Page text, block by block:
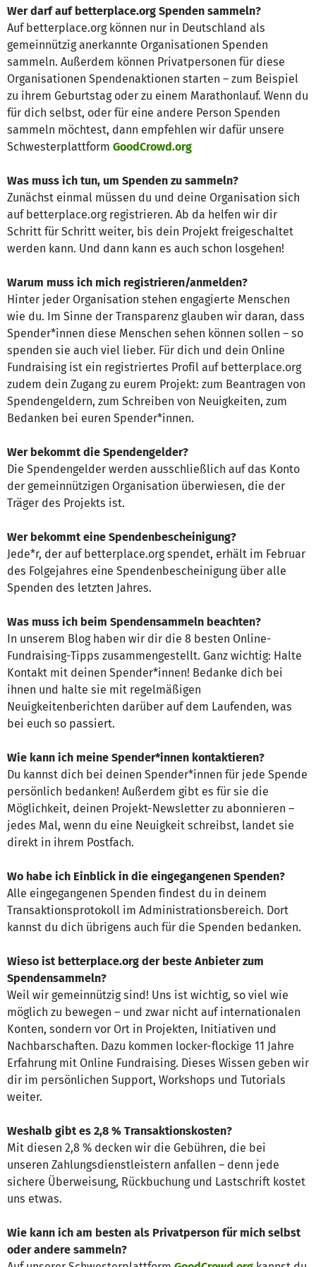
Wer darf auf betterplace.org Spenden sammeln?
Auf betterplace.org können nur in Deutschland als
gemeinnützig anerkannte Organisationen Spenden
sammeln. Außerdem können Privatpersonen für diese
Organisationen Spendenaktionen starten – zum Beispiel
zu ihrem Geburtstag oder zu einem Marathonlauf. Wenn du
für dich selbst, oder für eine andere Person Spenden
sammeln möchtest, dann empfehlen wir dafür unsere
Schwesterplattform GoodCrowd.org
Was muss ich tun, um Spenden zu sammeln?
Zunächst einmal müssen du und deine Organisation sich
auf betterplace.org registrieren. Ab da helfen wir dir
Schritt für Schritt weiter, bis dein Projekt freigeschaltet
werden kann. Und dann kann es auch schon losgehen!
Warum muss ich mich registrieren/anmelden?
Hinter jeder Organisation stehen engagierte Menschen
wie du. Im Sinne der Transparenz glauben wir daran, dass
Spender*innen diese Menschen sehen können sollen – so
spenden sie auch viel lieber. Für dich und dein Online
Fundraising ist ein registriertes Profil auf betterplace.org
zudem dein Zugang zu eurem Projekt: zum Beantragen von
Spendengeldern, zum Schreiben von Neuigkeiten, zum
Bedanken bei euren Spender*innen.
Wer bekommt die Spendengelder?
Die Spendengelder werden ausschließlich auf das Konto
der gemeinnützigen Organisation überwiesen, die der
Träger des Projekts ist.
Wer bekommt eine Spendenbescheinigung?
Jede*r, der auf betterplace.org spendet, erhält im Februar
des Folgejahres eine Spendenbescheinigung über alle
Spenden des letzten Jahres.
Was muss ich beim Spendensammeln beachten?
In unserem Blog haben wir dir die 8 besten Online-
Fundraising-Tipps zusammengestellt. Ganz wichtig: Halte
Kontakt mit deinen Spender*innen! Bedanke dich bei
ihnen und halte sie mit regelmäßigen
Neuigkeitenberichten darüber auf dem Laufenden, was
bei euch so passiert.
Wie kann ich meine Spender*innen kontaktieren?
Du kannst dich bei deinen Spender*innen für jede Spende
persönlich bedanken! Außerdem gibt es für sie die
Möglichkeit, deinen Projekt-Newsletter zu abonnieren –
jedes Mal, wenn du eine Neuigkeit schreibst, landet sie
direkt in ihrem Postfach.
Wo habe ich Einblick in die eingegangenen Spenden?
Alle eingegangenen Spenden findest du in deinem
Transaktionsprotokoll im Administrationsbereich. Dort
kannst du dich übrigens auch für die Spenden bedanken.
Wieso ist betterplace.org der beste Anbieter zum
Spendensammeln?
Weil wir gemeinnützig sind! Uns ist wichtig, so viel wie
möglich zu bewegen – und zwar nicht auf internationalen
Konten, sondern vor Ort in Projekten, Initiativen und
Nachbarschaften. Dazu kommen locker-flockige 11 Jahre
Erfahrung mit Online Fundraising. Dieses Wissen geben wir
dir im persönlichen Support, Workshops und Tutorials
weiter.
Weshalb gibt es 2,8 % Transaktionskosten?
Mit diesen 2,8 % decken wir die Gebühren, die bei
unseren Zahlungsdienstleistern anfallen – denn jede
sichere Überweisung, Rückbuchung und Lastschrift kostet
uns etwas.
Wie kann ich am besten als Privatperson für mich selbst
oder andere sammeln?